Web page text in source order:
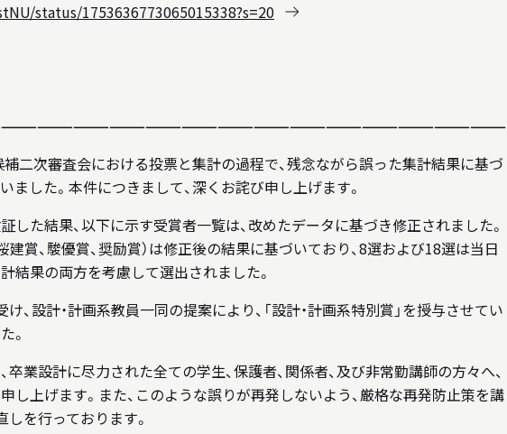
status/1753636773065015338?s=20
二次審査会における投票と集計の過程で、残念ながら誤った集計結果に基づ
ました。本件につきまして、深くお詫び申し上げます。
した結果、以下に示す受賞者一覧は、改めたデータに基づき修正されました。
建賞、駿優賞、奨励賞）は修正後の結果に基づいており、8選および18選は当日
結果の両方を考慮して選出されました。
、設計・計画系教員一同の提案により、「設計・計画系特別賞」を授与させてい
。
卒業設計に尽力された全ての学生、保護者、関係者、及び非常勤講師の方々へ、
し上げます。また、このような誤りが再発しないよう、厳格な再発防止策を講
しを行っております。